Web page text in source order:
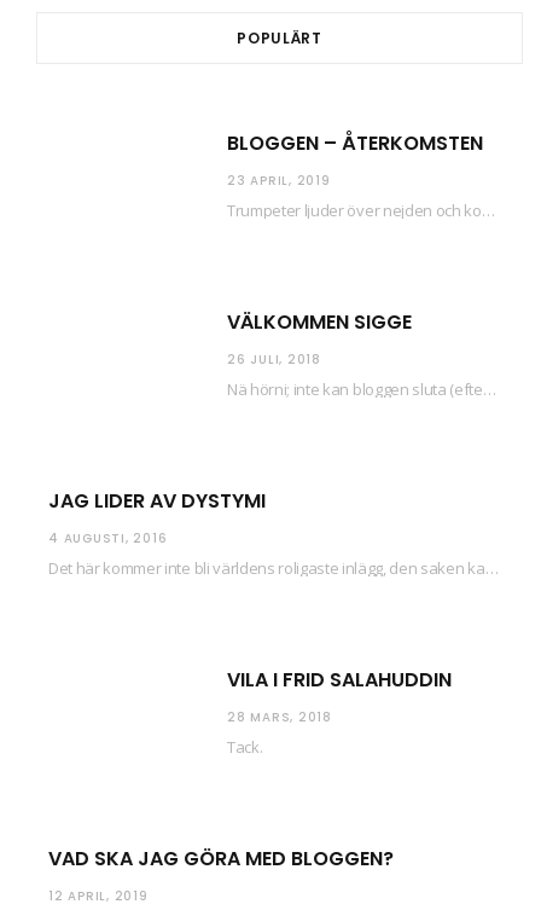
POPULÄRT
BLOGGEN – ÅTERKOMSTEN
23 APRIL, 2019
Trumpeter ljuder över nejden och konfetti regnar längsmed husfasaderna – FREDEN ÄR HÄR! Eller ahem.…
VÄLKOMMEN SIGGE
26 JULI, 2018
Nä hörni; inte kan bloggen sluta (eftersom jag så sällan uppdaterar skiten) i sånt supermoll.…
JAG LIDER AV DYSTYMI
4 AUGUSTI, 2016
Det här kommer inte bli världens roligaste inlägg, den saken kan ni räkna med. Det…
VILA I FRID SALAHUDDIN
28 MARS, 2018
Tack.
VAD SKA JAG GÖRA MED BLOGGEN?
12 APRIL, 2019